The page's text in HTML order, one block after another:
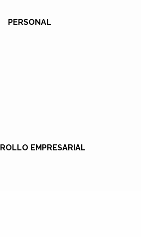
PERSONAL
EMPRESARIAL